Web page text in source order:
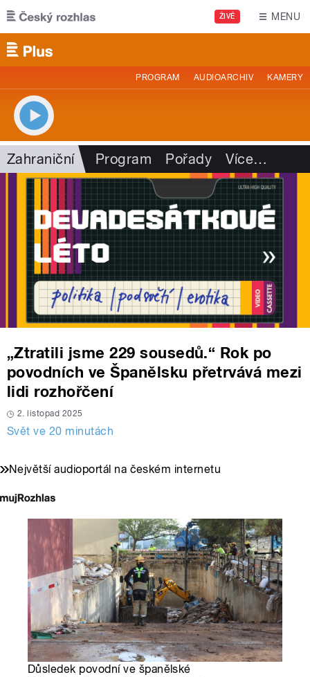
Přejít k hlavnímu obsahu
ŽIVĚ MENU
PROGRAM AUDIOARCHIV KAMERY
Zahraniční Program Pořady Více…
„Ztratili jsme 229 sousedů.“ Rok po
povodních ve Španělsku přetrvává mezi
lidi rozhořčení
2. listopad 2025
Svět ve 20 minutách
Největší audioportál na českém internetu
Důsledek povodní ve španělské